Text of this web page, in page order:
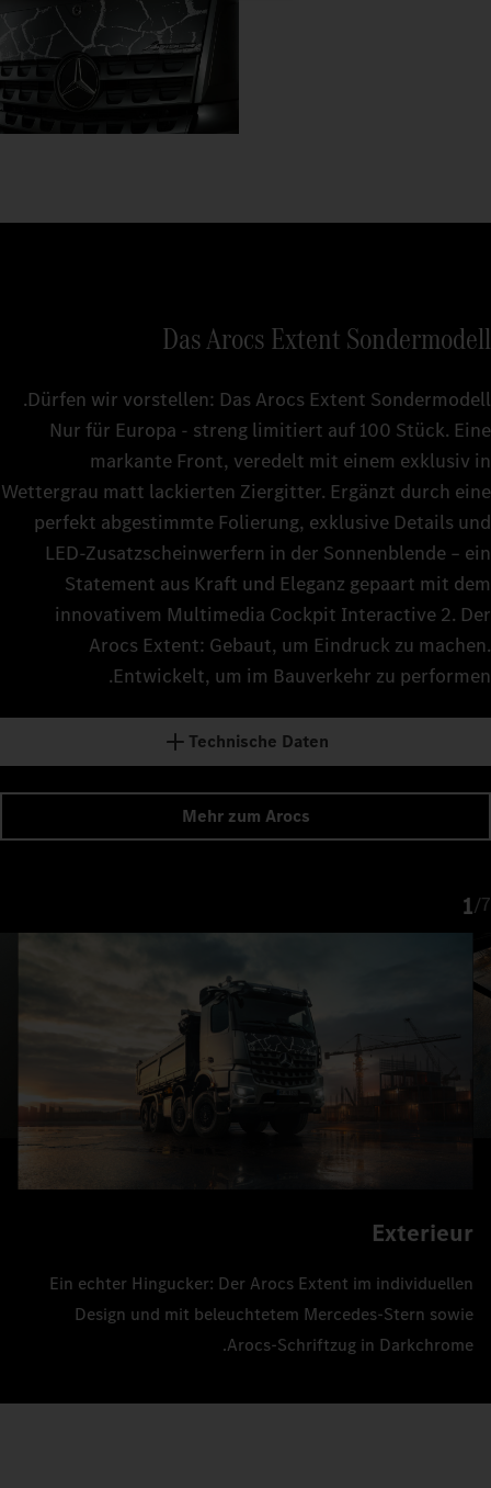
Das Arocs Extent Sondermodell
Dürfen wir vorstellen: Das Arocs Extent Sondermodell.
Nur für Europa - streng limitiert auf 100 Stück. Eine
markante Front, veredelt mit einem exklusiv in
Wettergrau matt lackierten Ziergitter. Ergänzt durch eine
perfekt abgestimmte Folierung, exklusive Details und
LED‑Zusatzscheinwerfern in der Sonnenblende – ein
Statement aus Kraft und Eleganz gepaart mit dem
innovativem Multimedia Cockpit Interactive 2. Der
Arocs Extent: Gebaut, um Eindruck zu machen.
Entwickelt, um im Bauverkehr zu performen.
Technische Daten
Mehr zum Arocs
1/7
Exterieur
Ein echter Hingucker: Der Arocs Extent im individuellen
Design und mit beleuchtetem Mercedes-Stern sowie
Arocs‑Schriftzug in Darkchrome.